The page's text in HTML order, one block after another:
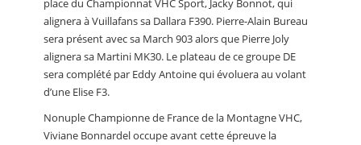
place du Championnat VHC Sport, Jacky Bonnot, qui
alignera à Vuillafans sa Dallara F390. Pierre-Alain Bureau
sera présent avec sa March 903 alors que Pierre Joly
alignera sa Martini MK30. Le plateau de ce groupe DE
sera complété par Eddy Antoine qui évoluera au volant
d’une Elise F3.
Nonuple Championne de France de la Montagne VHC,
Viviane Bonnardel occupe avant cette épreuve la